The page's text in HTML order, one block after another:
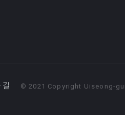
길 © 2021 Copyright Uiseong-